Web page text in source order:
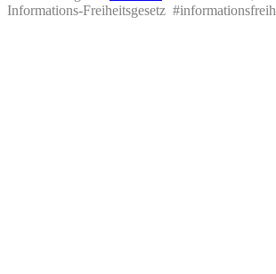
Informations-Freiheitsgesetz